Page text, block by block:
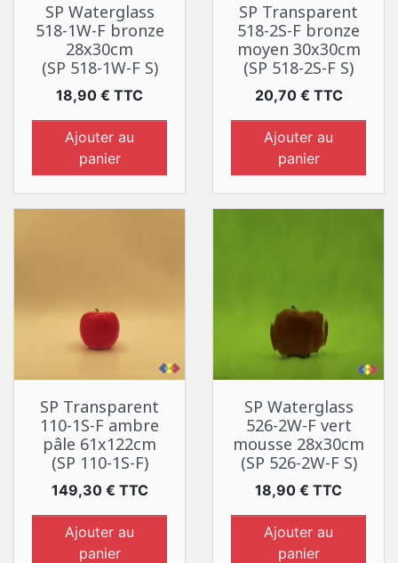
SP Waterglass
518-1W-F bronze
28x30cm
(SP 518-1W-F S)
Prix
18,90 € TTC
Ajouter au
panier
SP Transparent
518-2S-F bronze
moyen 30x30cm
(SP 518-2S-F S)
Prix
20,70 € TTC
Ajouter au
panier
SP Transparent
110-1S-F ambre
pâle 61x122cm
(SP 110-1S-F)
Prix
149,30 € TTC
Ajouter au
panier
SP Waterglass
526-2W-F vert
mousse 28x30cm
(SP 526-2W-F S)
Prix
18,90 € TTC
Ajouter au
panier